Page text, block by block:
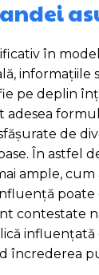
în
pe deplin
de
În astfel
ample,
contestate
încrederea